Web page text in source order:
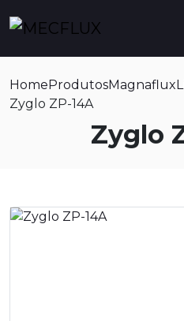
HomeProdutosMagnaflux
Zyglo ZP-14A
Zyglo